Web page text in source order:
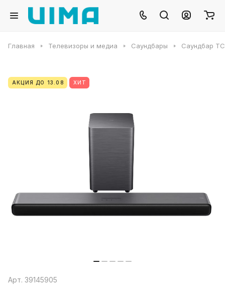
Главная Телевизоры и медиа Саундбары Саундбар
АКЦИЯ ДО 13.08 ХИТ
Арт. 39145905